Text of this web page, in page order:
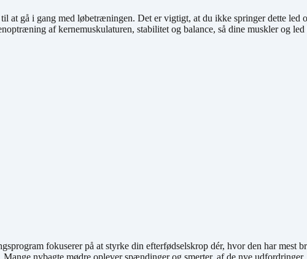
at gå i gang med løbetræningen. Det er vigtigt, at du ikke springer dette led
af kernemuskulaturen, stabilitet og balance, så dine muskler og
fokuserer på at styrke din efterfødselskrop dér, hvor den har mest